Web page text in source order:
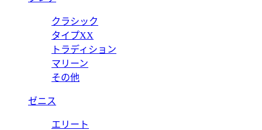
クラシック
タイプXX
トラディション
マリーン
その他
ゼニス
エリート